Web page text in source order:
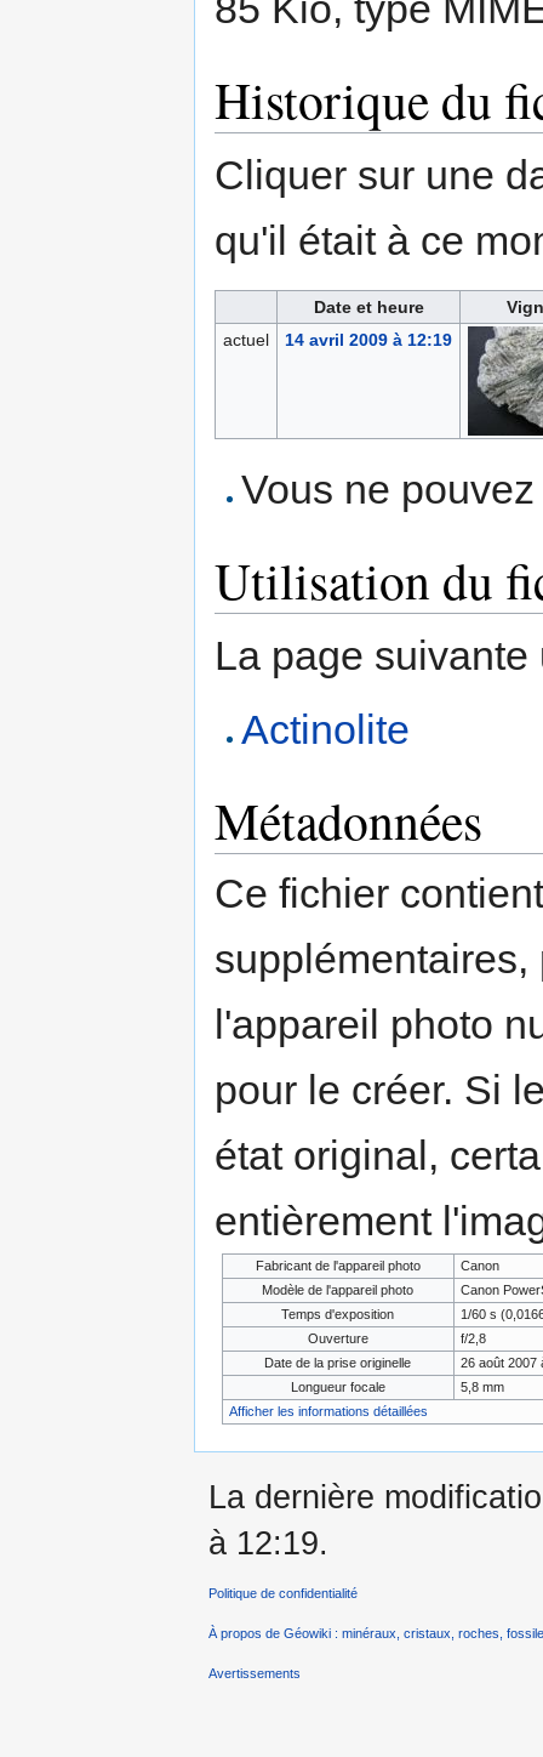
Historique du
Cliquer sur une
qu'il était à ce
Date et heure
actuel
14 avril 2009 à 12:19
Vous ne
Utilisation du
La page
Actinolite
Métadonnées
Ce fichier
l'appareil photo
pour le créer. Si
état original,
entièrement
Fabricant de l'appareil photo
Canon
Modèle de l'appareil photo
Canon
Temps d'exposition
1/60 s
Ouverture
f/2,8
Date de la prise originelle
26 août 2007
Longueur focale
5,8 mm
Afficher les informations détaillées
La dernière
à 12:19.
Politique de confidentialité
À propos de Géowiki : minéraux, cristaux, roches,
Avertissements